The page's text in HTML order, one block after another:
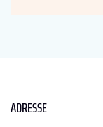
ADRESSE